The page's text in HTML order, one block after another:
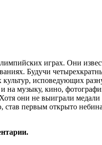
играх. Они
Будучи
культур, исповедующих
и на музыку, кино,
они не выиграли
первым открыто